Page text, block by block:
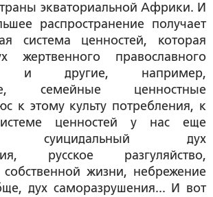
экваториальной Африки. И
распространение получает
система ценностей, которая
жертвенного православного
и другие, например,
семейные ценностные
к этому культу потребления, к
ценностей у нас еще
суицидальный дух
русское разгуляйство,
жизни, небрежение
дух саморазрушения... И вот